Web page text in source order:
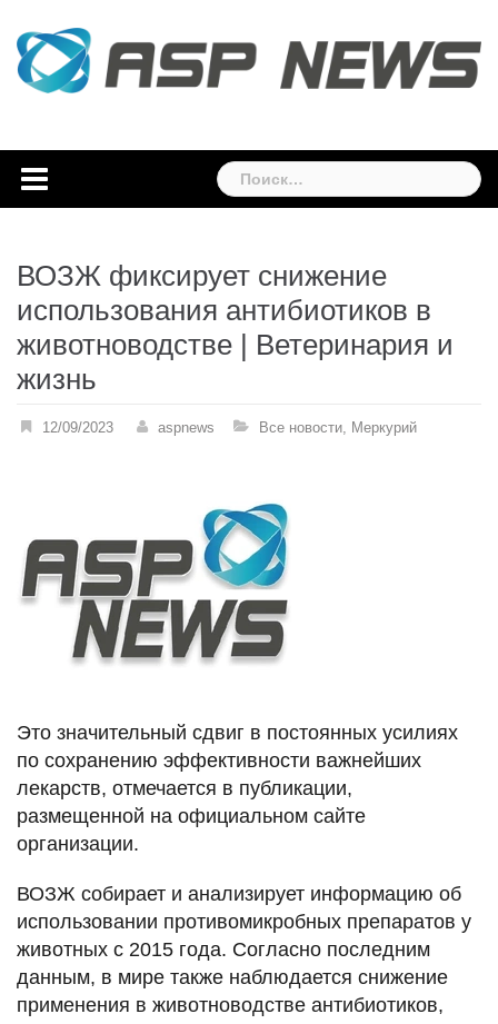
content
Найти:
ВОЗЖ фиксирует снижение
использования антибиотиков в
животноводстве | Ветеринария и
жизнь
12/09/2023 aspnews Все новости, Меркурий
Это значительный сдвиг в постоянных усилиях
по сохранению эффективности важнейших
лекарств, отмечается в публикации,
размещенной на официальном сайте
организации.
ВОЗЖ собирает и анализирует информацию об
использовании противомикробных препаратов у
животных с 2015 года. Согласно последним
данным, в мире также наблюдается снижение
применения в животноводстве антибиотиков,